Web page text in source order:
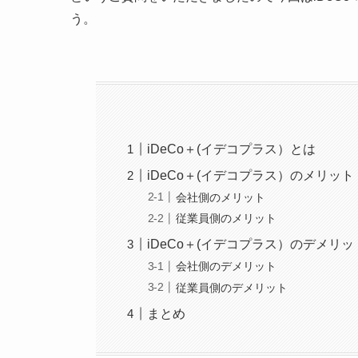
う。
iDeCo＋(イデコプラス）とは
iDeCo＋(イデコプラス）のメリット
会社側のメリット
従業員側のメリット
iDeCo＋(イデコプラス）のデメリッ
会社側のデメリット
従業員側のデメリット
まとめ